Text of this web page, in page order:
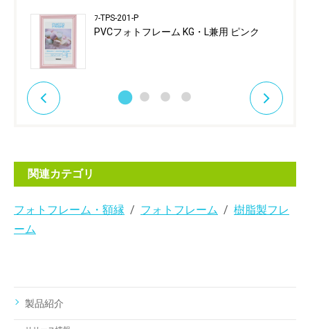
ﾌ-TPS-201-P
PVCフォトフレーム KG・L兼用 ピンク
関連カテゴリ
フォトフレーム・額縁 フォトフレーム
樹脂製フレ
ーム
製品紹介